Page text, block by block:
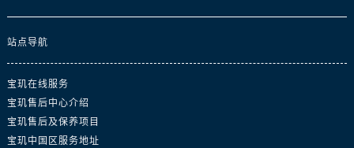
站点导航
宝玑在线服务
宝玑售后中心介绍
宝玑售后及保养项目
宝玑中国区服务地址